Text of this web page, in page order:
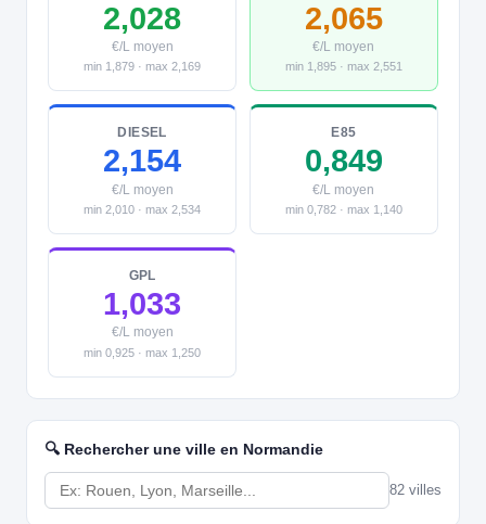
2,028
€/L moyen
min 1,879 · max 2,169
2,065
€/L moyen
min 1,895 · max 2,551
DIESEL
2,154
€/L moyen
min 2,010 · max 2,534
E85
0,849
€/L moyen
min 0,782 · max 1,140
GPL
1,033
€/L moyen
min 0,925 · max 1,250
🔍 Rechercher une ville en Normandie
82 villes